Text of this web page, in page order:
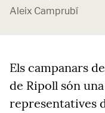
Aleix Camprubí
Els campanars
de Ripoll són
representatives